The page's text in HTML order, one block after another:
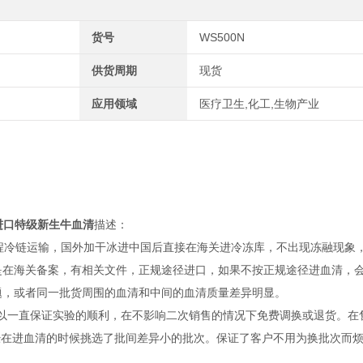
货号 WS500N
供货周期 现货
应用领域 医疗卫生,化工,生物产业
特级新生牛血清描述：
冷链运输，国外加干冰进中国后直接在海关进冷冻库，不出现冻融现象
海关备案，有相关文件，正规途径进口，如果不按正规途径进血清，
或者同一批货周围的血清和中间的血清质量差异明显。
直保证实验的顺利，在不影响二次销售的情况下免费调换或退货。
进血清的时候挑选了批间差异小的批次。保证了客户不用为换批次而